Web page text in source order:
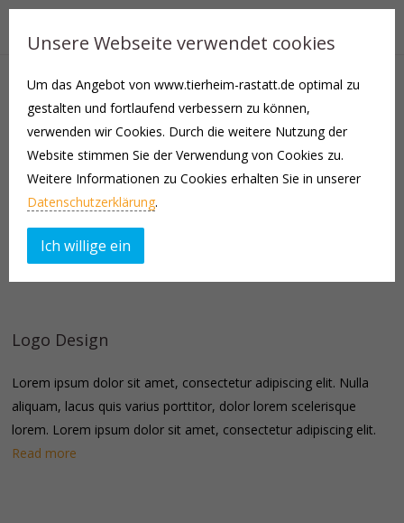
Web Design
Lorem ipsum dolor sit amet, consectetur adipiscing elit. Nulla
aliquam, lacus quis varius porttitor, dolor lorem scelerisque
lorem. Lorem ipsum dolor sit amet, consectetur adipiscing elit.
Read more
Logo Design
Lorem ipsum dolor sit amet, consectetur adipiscing elit. Nulla
aliquam, lacus quis varius porttitor, dolor lorem scelerisque
lorem. Lorem ipsum dolor sit amet, consectetur adipiscing elit.
Read more
Unsere Webseite verwendet cookies
Um das Angebot von www.tierheim-rastatt.de optimal zu
gestalten und fortlaufend verbessern zu können,
verwenden wir Cookies. Durch die weitere Nutzung der
Website stimmen Sie der Verwendung von Cookies zu.
Weitere Informationen zu Cookies erhalten Sie in unserer
Datenschutzerklärung.
Ich willige ein